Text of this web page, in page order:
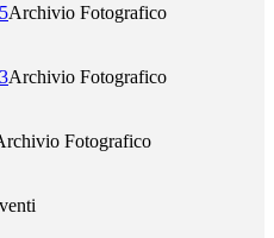
Archivio Fotografico
Archivio Fotografico
Fotografico